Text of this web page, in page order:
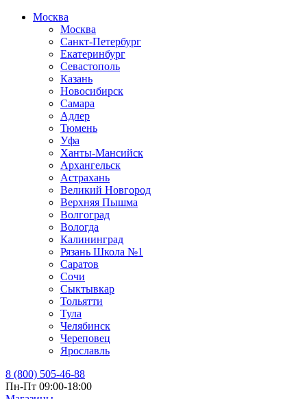
Москва
Москва
Санкт-Петербург
Екатеринбург
Севастополь
Казань
Новосибирск
Самара
Адлер
Тюмень
Уфа
Ханты-Мансийск
Архангельск
Астрахань
Великий Новгород
Верхняя Пышма
Волгоград
Вологда
Калининград
Рязань Школа №1
Саратов
Сочи
Сыктывкар
Тольятти
Тула
Челябинск
Череповец
Ярославль
8 (800) 505-46-88
Пн-Пт 09:00-18:00